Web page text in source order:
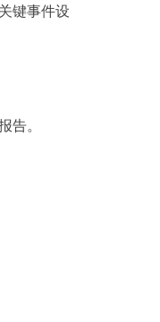
键事件设
告。